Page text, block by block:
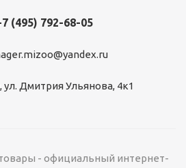
(495) 792-68-05
ул. Дмитрия Ульянова, 4к1
- официальный интернет-